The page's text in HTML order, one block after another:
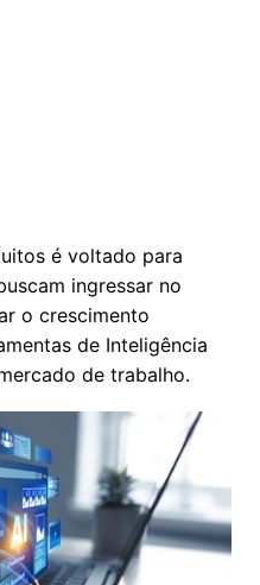
é voltado para
ingressar no
o crescimento
de Inteligência
de trabalho.